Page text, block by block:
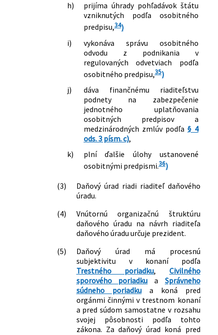
h)
prijíma úhrady pohľadávok štátu
vzniknutých podľa osobitného
predpisu,34)
i)
vykonáva správu osobitného
odvodu z podnikania v
regulovaných odvetviach podľa
osobitného predpisu,35)
j)
dáva finančnému riaditeľstvu
podnety na zabezpečenie
jednotného uplatňovania
osobitných predpisov a
medzinárodných zmlúv podľa§ 4
ods. 3 písm. c),
k)
plní ďalšie úlohy ustanovené
osobitnými predpismi.36)
(3)
Daňový úrad riadi riaditeľ daňového
úradu.
(4)
Vnútornú organizačnú štruktúru
daňového úradu na návrh riaditeľa
daňového úradu určuje prezident.
(5)
Daňový úrad má procesnú
subjektivitu v konaní podľa
Trestného poriadku, Civilného
sporového poriadku a Správneho
súdneho poriadkua koná pred
orgánmi činnými v trestnom konaní
a pred súdom samostatne v rozsahu
svojej pôsobnosti podľa tohto
zákona. Za daňový úrad koná pred